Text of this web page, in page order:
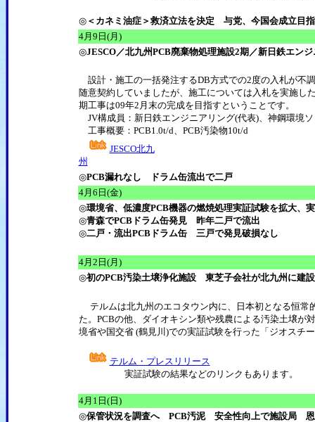
◎＜カネミ油症＞救済立法を決定 与党、今国会成立目
4月9日(月)
◎JESCO／北九州PCB廃棄物処理施設2期／新日鉄エン
設計・施工の一括発注するDB方式での2度の入札が不
随意契約していましたが、施工については入札を実施し
期工事は09年2月末の完成を目指すということです。
JV構成員：新日鉄エンジニアリング(代表)、神鋼環境
工事概要：PCB1.0t/d、PCB汚染物10t/d
JESCO北九
州
◎PCB漏れなし ドラム缶流出で二戸
4月6日(金)
◎環境省、低濃度PCB機器の燃焼処理実証試験を拡大、
◎青森でPCBドラム缶発見 昨年二戸で流出
◎二戸・流出PCBドラム缶 三戸で発見破損なし
4月2日(月)
◎初のPCB汚染土壌浄化施設 東芝子会社が北九州に建設
テルムは北九州のエコタウン内に、日本初となる恒
た。PCBの他、ダイオキシン類や残農による汚染土壌が
境省や国交省 (鶴見川)での実証試験を行った「ジオスチ
テルム・プレスリリース
実証試験の結果などのリンクもあります。
4月1日(日)
◎保管状況を調査へ PCB汚泥 安全性向上で施設局 恩